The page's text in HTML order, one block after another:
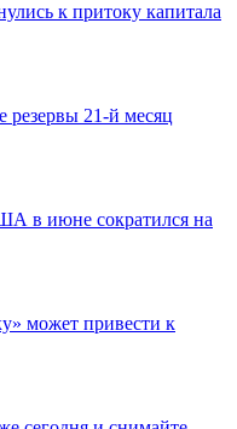
к притоку капитала
резервы 21-й месяц
в июне сократился на
может привести к